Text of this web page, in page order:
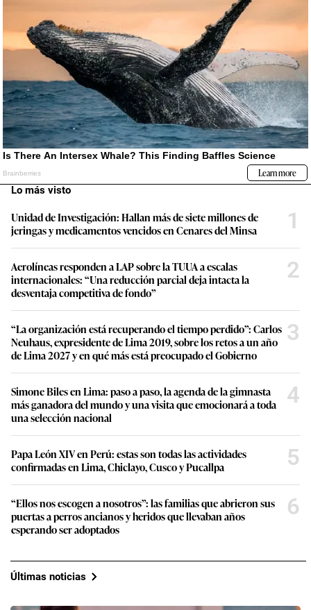
Lo más visto
Unidad de Investigación: Hallan más de siete millones de
jeringas y medicamentos vencidos en Cenares del Minsa
1
Aerolíneas responden a LAP sobre la TUUA a escalas
internacionales: “Una reducción parcial deja intacta la
desventaja competitiva de fondo”
2
“La organización está recuperando el tiempo perdido”: Carlos
Neuhaus, expresidente de Lima 2019, sobre los retos a un año
de Lima 2027 y en qué más está preocupado el Gobierno
3
Simone Biles en Lima: paso a paso, la agenda de la gimnasta
más ganadora del mundo y una visita que emocionará a toda
una selección nacional
4
Papa León XIV en Perú: estas son todas las actividades
confirmadas en Lima, Chiclayo, Cusco y Pucallpa
5
“Ellos nos escogen a nosotros”: las familias que abrieron sus
puertas a perros ancianos y heridos que llevaban años
esperando ser adoptados
6
Últimas noticias